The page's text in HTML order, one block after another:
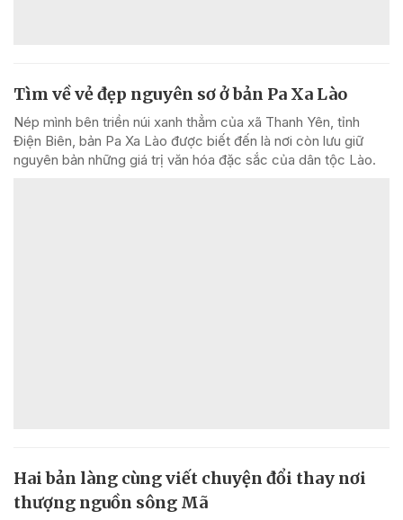
Tìm về vẻ đẹp nguyên sơ ở bản Pa Xa Lào
Nép mình bên triền núi xanh thẳm của xã Thanh Yên, tỉnh
Điện Biên, bản Pa Xa Lào được biết đến là nơi còn lưu giữ
nguyên bản những giá trị văn hóa đặc sắc của dân tộc Lào.
Hai bản làng cùng viết chuyện đổi thay nơi
thượng nguồn sông Mã